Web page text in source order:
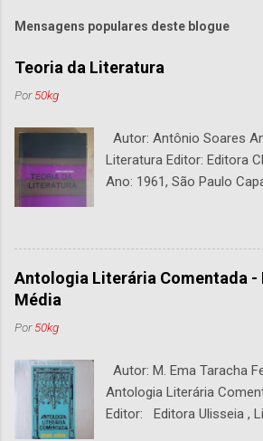
Mensagens populares deste blogue
Teoria da Literatura
Por50kg
Autor: Antônio Soares
Literatura Editor: Editora
Ano: 1961, São Paulo
Antologia Literária Comentada -
Média
Por50kg
Autor: M. Ema Taracha
Antologia Literária
Editor: Editora Ulisseia ,